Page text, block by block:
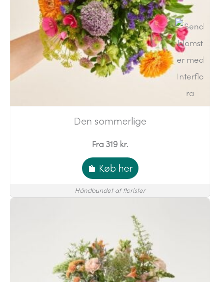
Den sommerlige
Fra 319 kr.
Køb her
Håndbundet af florister